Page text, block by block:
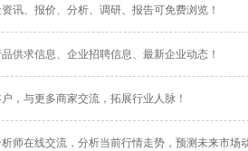
讯、报价、分析、调研、报告可免费浏览！
供求信息、企业招聘信息、最新企业动态！
，与更多商家交流，拓展行业人脉！
师在线交流，分析当前行情走势，预测未来市场